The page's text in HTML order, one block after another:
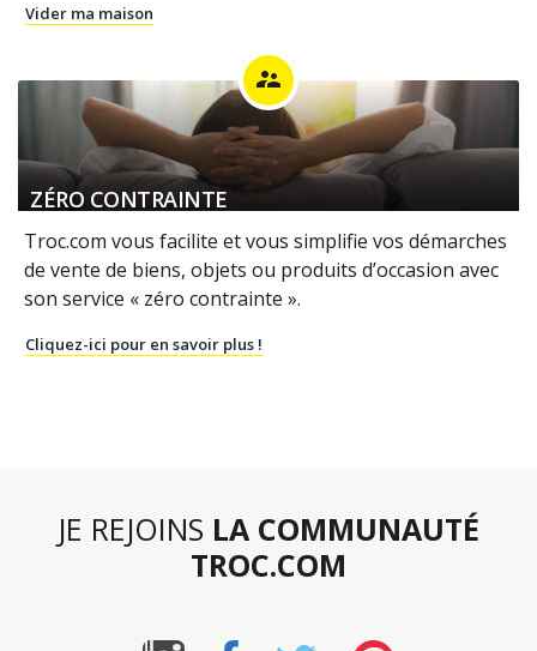
Vider ma maison
supervisor_account
ZÉRO CONTRAINTE
Troc.com vous facilite et vous simplifie vos démarches
de vente de biens, objets ou produits d’occasion avec
son service « zéro contrainte ».
Cliquez-ici pour en savoir plus !
JE REJOINS LA COMMUNAUTÉ
TROC.COM